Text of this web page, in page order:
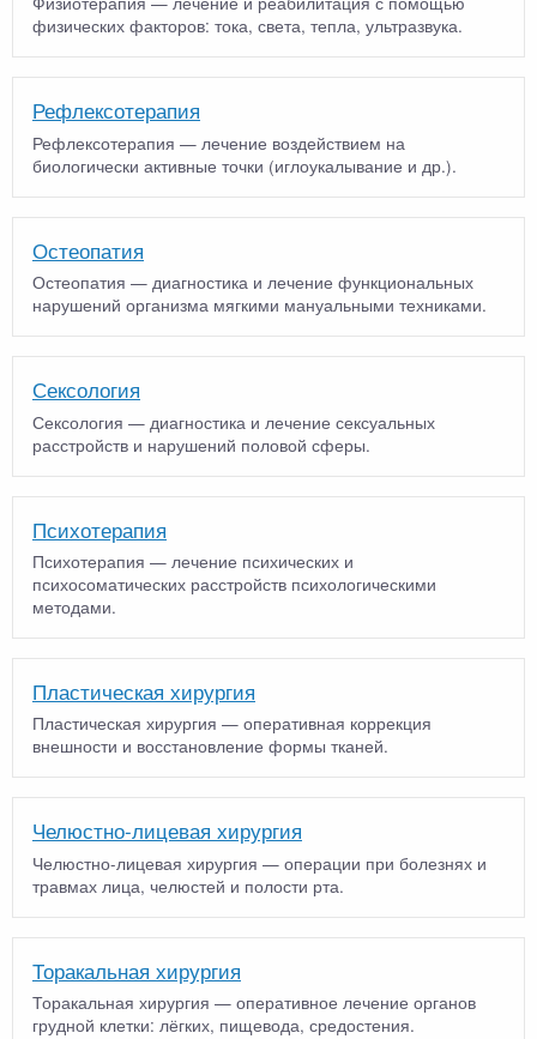
физических факторов: тока, света, тепла, ультразвука.
Рефлексотерапия
Рефлексотерапия — лечение воздействием на
биологически активные точки (иглоукалывание и др.).
Остеопатия
Остеопатия — диагностика и лечение функциональных
нарушений организма мягкими мануальными техниками.
Сексология
Сексология — диагностика и лечение сексуальных
расстройств и нарушений половой сферы.
Психотерапия
Психотерапия — лечение психических и
психосоматических расстройств психологическими
методами.
Пластическая хирургия
Пластическая хирургия — оперативная коррекция
внешности и восстановление формы тканей.
Челюстно-лицевая хирургия
Челюстно-лицевая хирургия — операции при болезнях и
травмах лица, челюстей и полости рта.
Торакальная хирургия
Торакальная хирургия — оперативное лечение органов
грудной клетки: лёгких, пищевода, средостения.